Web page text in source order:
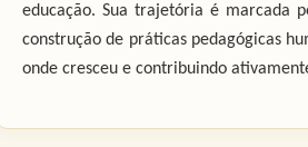
educação. Sua trajetória é marcada
construção de práticas pedagógicas
onde cresceu e contribuindo